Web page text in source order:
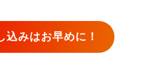
込みはお早めに！